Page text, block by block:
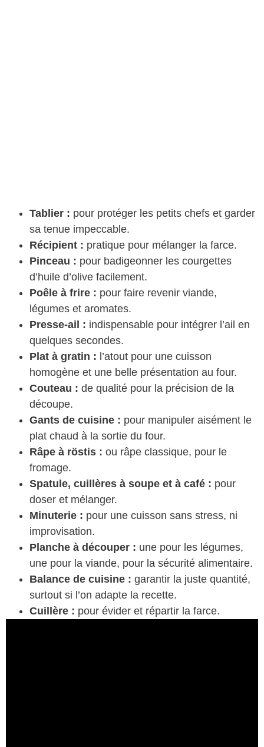
Tablier : pour protéger les petits chefs et garder
sa tenue impeccable.
Récipient : pratique pour mélanger la farce.
Pinceau : pour badigeonner les courgettes
d’huile d’olive facilement.
Poêle à frire : pour faire revenir viande,
légumes et aromates.
Presse-ail : indispensable pour intégrer l’ail en
quelques secondes.
Plat à gratin : l’atout pour une cuisson
homogène et une belle présentation au four.
Couteau : de qualité pour la précision de la
découpe.
Gants de cuisine : pour manipuler aisément le
plat chaud à la sortie du four.
Râpe à röstis : ou râpe classique, pour le
fromage.
Spatule, cuillères à soupe et à café : pour
doser et mélanger.
Minuterie : pour une cuisson sans stress, ni
improvisation.
Planche à découper : une pour les légumes,
une pour la viande, pour la sécurité alimentaire.
Balance de cuisine : garantir la juste quantité,
surtout si l’on adapte la recette.
Cuillère : pour évider et répartir la farce.